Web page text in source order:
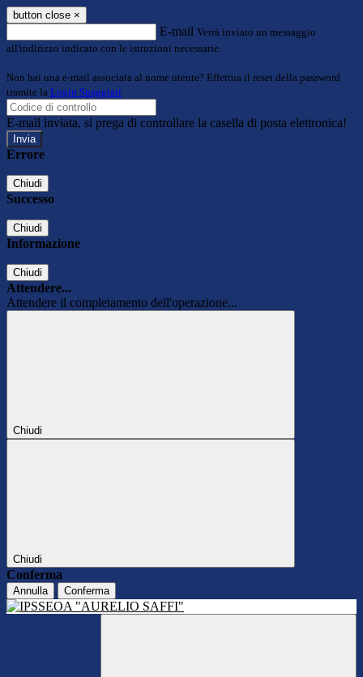
button close ×
E-mail Verrà inviato un messaggio
all'indirizzo indicato con le istruzioni necessarie.
Non hai una e-mail associata al nome utente? Effettua il reset della password
tramite la Login Spaggiari
E-mail inviata, si prega di controllare la casella di posta elettronica!
Errore
Chiudi
Successo
Chiudi
Informazione
Chiudi
Attendere...
Attendere il completamento dell'operazione...
Chiudi
Chiudi
Conferma
Annulla Conferma